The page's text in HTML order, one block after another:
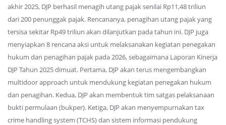
akhir 2025, DJP berhasil menagih utang pajak senilai Rp11,48 triliun
dari 200 penunggak pajak. Rencananya, penagihan utang pajak yang
tersisa sekitar Rp49 triliun akan dilanjutkan pada tahun ini. DJP juga
menyiapkan 8 rencana aksi untuk melaksanakan kegiatan penegakan
hukum dan penagihan pajak pada 2026, sebagaimana Laporan Kinerja
DJP Tahun 2025 dimuat. Pertama, DJP akan terus mengembangkan
multidoor approach untuk mendukung kegiatan penegakan hukum
dan penagihan. Kedua, DJP akan membentuk tim satgas pelaksanaan
bukti permulaan (bukper). Ketiga, DJP akan menyempurnakan tax
crime handling system (TCHS) dan sistem informasi pendukung